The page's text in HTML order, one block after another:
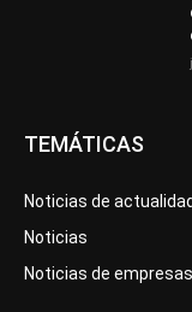
TEMÁTICAS
Noticias de actualidad
Noticias
Noticias de empresas